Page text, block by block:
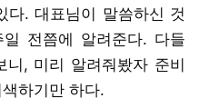
다. 대표님이 말씀하신 것
전쯤에 알려준다. 다들
니, 미리 알려줘봤자 준비
하기만 하다.